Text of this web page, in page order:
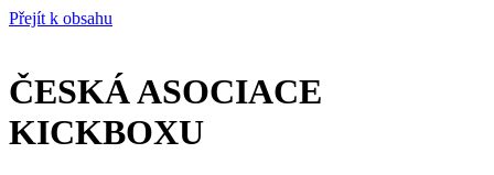
Přejít k obsahu
ČESKÁ ASOCIACE
KICKBOXU